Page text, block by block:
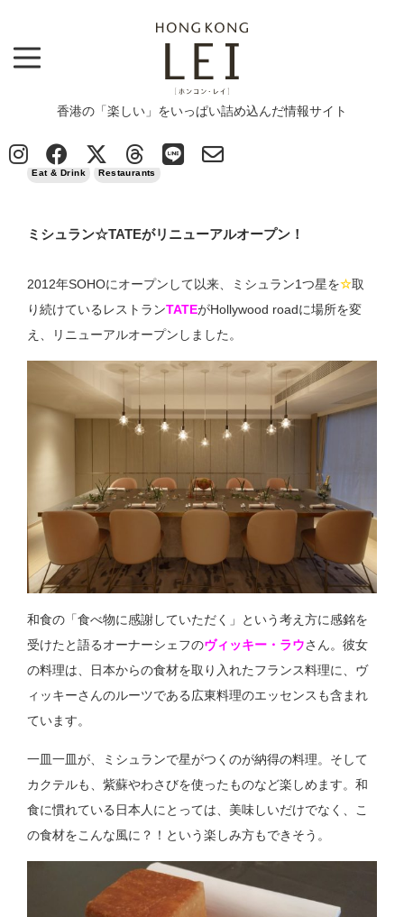
香港の「楽しい」をいっぱい詰め込んだ情報サイト
News > Eat & Drink > ミシュラン☆TATEがリニューアルオープン！
Eat & Drink Restaurants
ミシュラン☆TATEがリニューアルオープン！
2012年SOHOにオープンして以来、ミシュラン1つ星を☆取
り続けているレストランTATEがHollywood roadに場所を変
え、リニューアルオープンしました。
和食の「食べ物に感謝していただく」という考え方に感銘を
受けたと語るオーナーシェフのヴィッキー・ラウさん。彼女
の料理は、日本からの食材を取り入れたフランス料理に、ヴ
ィッキーさんのルーツである広東料理のエッセンスも含まれ
ています。
一皿一皿が、ミシュランで星がつくのが納得の料理。そして
カクテルも、紫蘇やわさびを使ったものなど楽しめます。和
食に慣れている日本人にとっては、美味しいだけでなく、こ
の食材をこんな風に？！という楽しみ方もできそう。